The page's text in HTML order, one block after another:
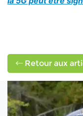
Retour aux